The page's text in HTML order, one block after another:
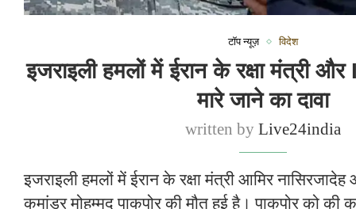
टॉप न्यूज़ विदेश
इजराइली हमलों में ईरान के रक्षा मंत्री
मारे जाने का दावा
written byLive24india
इजराइली हमलों में ईरान के रक्षा मंत्री आमिर नासिरजादेह
कमांडर मोहम्मद पाकपोर की मौत हुई है। पाकपोर को की